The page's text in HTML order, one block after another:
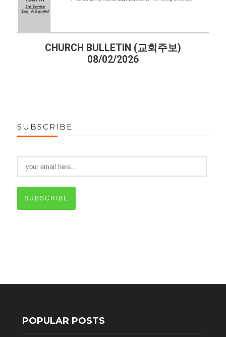
CHURCH BULLETIN (교회주보)
08/02/2026
SUBSCRIBE
SUBSCRIBE
POPULAR POSTS